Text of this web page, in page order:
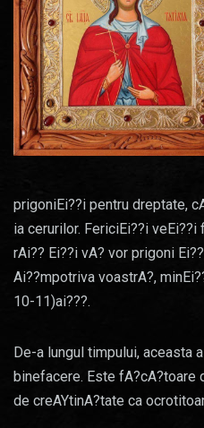
prigoniEi??i pentru dreptate,
ia cerurilor. FericiEi??i
rAi?? Ei??i vA? vor prigoni
Ai??mpotriva voastrA?,
10-11)ai???.
De-a lungul timpului, aceasta
binefacere. Este fA?cA?toare
de creAYtinA?tate ca